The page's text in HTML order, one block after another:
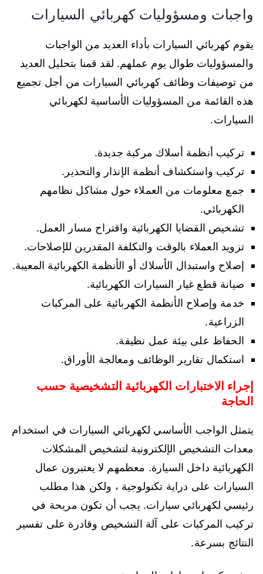
واجبات ومسؤوليات كهربائي السيارات
يقوم كهربائي السيارات بأداء العديد من الواجبات
والمسؤوليات طوال يوم عملهم. لقد قمنا بتحليل العديد
من توصيفات وظائف كهربائي السيارات من أجل تجميع
هذه القائمة من المسؤوليات الأساسية لكهربائي
السيارات.
تركيب أنظمة أسلاك مركبة جديدة.
تركيب واستكشاف أنظمة الإنذار والتحذير.
جمع معلومات من العملاء حول مشاكل نظامهم
الكهربائي.
تشخيص القضايا الكهربائية واقتراح مسار العمل.
تزويد العملاء بالوقت والتكلفة المقدرين للإصلاحات.
إصلاح واستبدال الأسلاك أو الأنظمة الكهربائية المعيبة.
صيانة قطع غيار السيارات الكهربائية.
خدمة وإصلاح الأنظمة الكهربائية على المركبات
الزراعية.
الحفاظ على بيئة عمل نظيفة.
استكمال تقارير الوظائف ومعالجة الأوراق.
إجراء الاختبارات الكهربائية التشخيصية حسب
الحاجة
يتمثل الواجب الأساسي لكهربائي السيارات في استخدام
معدات التشخيص الإلكترونية لتشخيص المشكلات
الكهربائية داخل السيارة. معظمهم لا يعتبرون عمال
السيارات على دراية تكنولوجية ، ولكن هذا مطلب
رئيسي لكهربائي سيارات. يجب أن تكون مريحة في
تركيب المركبات على آلة التشخيص وقادرة على تفسير
النتائج بسرعة.